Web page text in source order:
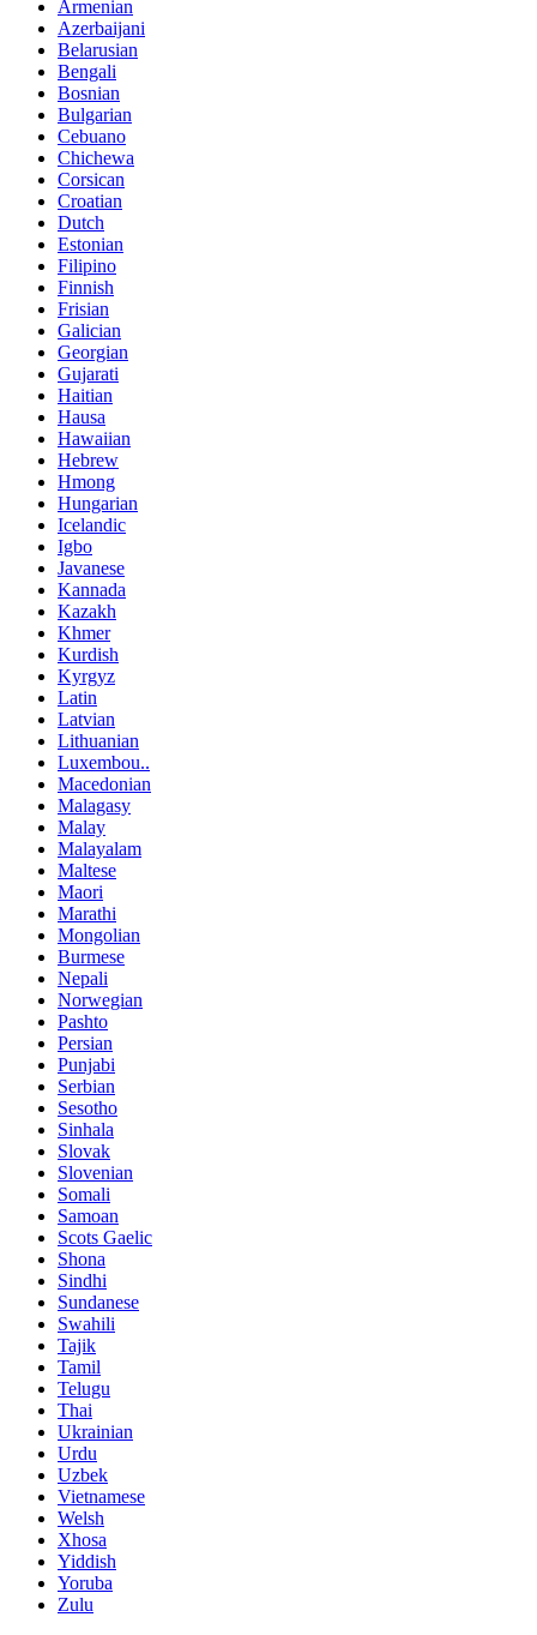
Armenian
Azerbaijani
Belarusian
Bengali
Bosnian
Bulgarian
Cebuano
Chichewa
Corsican
Croatian
Dutch
Estonian
Filipino
Finnish
Frisian
Galician
Georgian
Gujarati
Haitian
Hausa
Hawaiian
Hebrew
Hmong
Hungarian
Icelandic
Igbo
Javanese
Kannada
Kazakh
Khmer
Kurdish
Kyrgyz
Latin
Latvian
Lithuanian
Luxembou..
Macedonian
Malagasy
Malay
Malayalam
Maltese
Maori
Marathi
Mongolian
Burmese
Nepali
Norwegian
Pashto
Persian
Punjabi
Serbian
Sesotho
Sinhala
Slovak
Slovenian
Somali
Samoan
Scots Gaelic
Shona
Sindhi
Sundanese
Swahili
Tajik
Tamil
Telugu
Thai
Ukrainian
Urdu
Uzbek
Vietnamese
Welsh
Xhosa
Yiddish
Yoruba
Zulu